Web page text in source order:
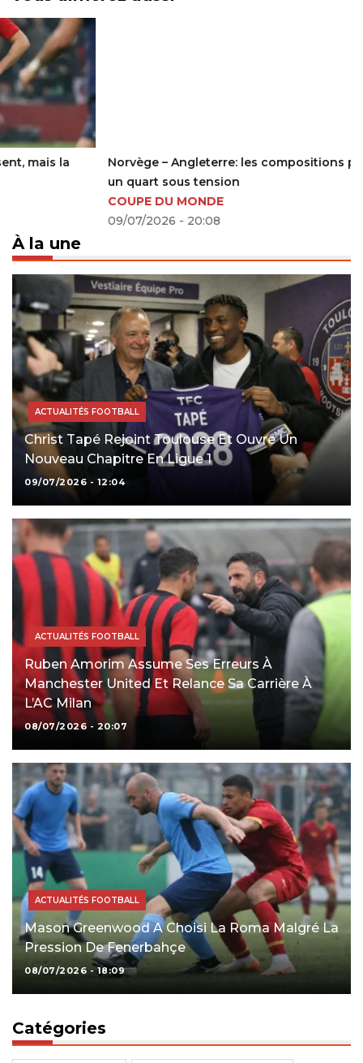
Norvège – Angleterre: les compositions probables avant
un quart sous tension
COUPE DU MONDE
09/07/2026 - 20:08
À la une
ACTUALITÉS FOOTBALL
Christ Tapé Rejoint Toulouse Et Ouvre Un
Nouveau Chapitre En Ligue 1
09/07/2026 - 12:04
ACTUALITÉS FOOTBALL
Ruben Amorim Assume Ses Erreurs À
Manchester United Et Relance Sa Carrière À
L’AC Milan
08/07/2026 - 20:07
ACTUALITÉS FOOTBALL
Mason Greenwood A Choisi La Roma Malgré La
Pression De Fenerbahçe
08/07/2026 - 18:09
Catégories